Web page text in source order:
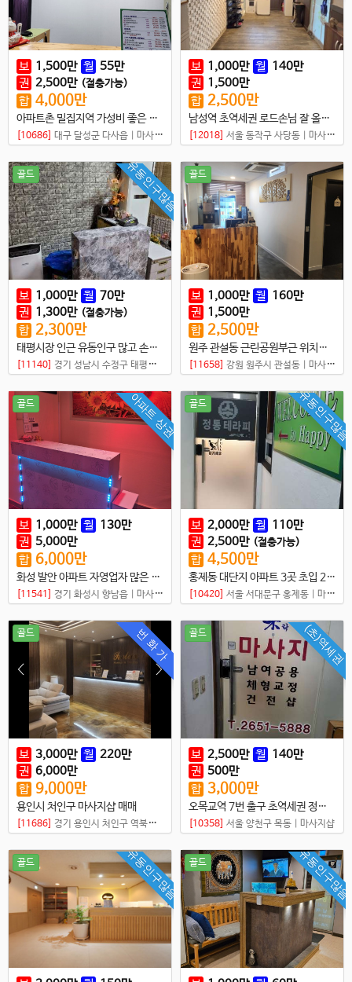
보 1,500만 월 55만
권 2,500만 (절충가능)
합 4,000만
아파트촌 밀집지역 가성비 좋은 초건전샵 매매
[10686] 대구 달성군 다사읍 마사지샵
보 1,000만 월 140만
권 1,500만
합 2,500만
남성역 초역세권 로드손님 잘 올라오는 중국건전샵
[12018] 서울 동작구 사당동 마사지샵
유동인구많음
골드
보 1,000만 월 70만
권 1,300만 (절충가능)
합 2,300만
태평시장 인근 유동인구 많고 손님 꾸준한 샵매매
[11140] 경기 성남시 수정구 태평동 마사지샵
골드
보 1,000만 월 160만
권 1,500만
합 2,500만
원주 관설동 근린공원부근 위치최상 타이샵
[11658] 강원 원주시 관설동 마사지샵
아파트 상권
골드
보 1,000만 월 130만
권 5,000만
합 6,000만
화성 발안 아파트 자영업자 많은 위치 좋은 샵
[11541] 경기 화성시 향남읍 마사지샵
유동인구많음
골드
보 2,000만 월 110만
권 2,500만 (절충가능)
합 4,500만
홍제동 대단지 아파트 3곳 초입 2층 중국마사지 샵매매
[10420] 서울 서대문구 홍제동 마사지샵
번 화 가
골드
보 3,000만 월 220만
권 6,000만
합 9,000만
용인시 처인구 마사지샵 매매
[11686] 경기 용인시 처인구 역북동 마사지샵
(초)역세권
골드
보 2,500만 월 140만
권 500만
합 3,000만
오목교역 7번 출구 초역세권 정통마사지샵 매매
[10358] 서울 양천구 목동 마사지샵
유동인구많음
골드 유동인구많음
골드